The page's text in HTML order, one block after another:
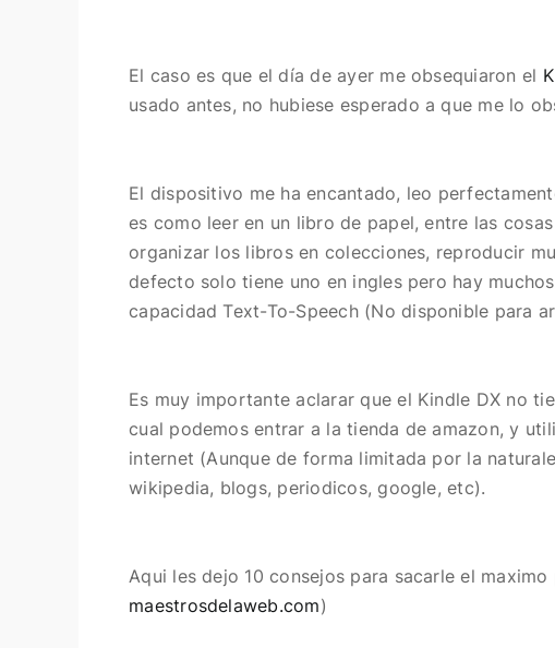
El caso es que el día de ayer me obsequiaron el
usado antes, no hubiese esperado a que me lo
El dispositivo me ha encantado, leo
es como leer en un libro de papel, entre las
organizar los libros en colecciones, reproducir
defecto solo tiene uno en ingles pero hay
capacidad Text-To-Speech (No disponible para
Es muy importante aclarar que el Kindle DX no
cual podemos entrar a la tienda de amazon, y
internet (Aunque de forma limitada por la
wikipedia, blogs, periodicos, google, etc).
Aqui les dejo 10 consejos para sacarle el
maestrosdelaweb.com)